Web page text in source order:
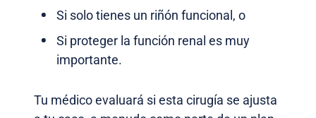
Si solo tienes un riñón funcional, o
Si proteger la función renal es muy
importante.
Tu médico evaluará si esta cirugía se ajusta